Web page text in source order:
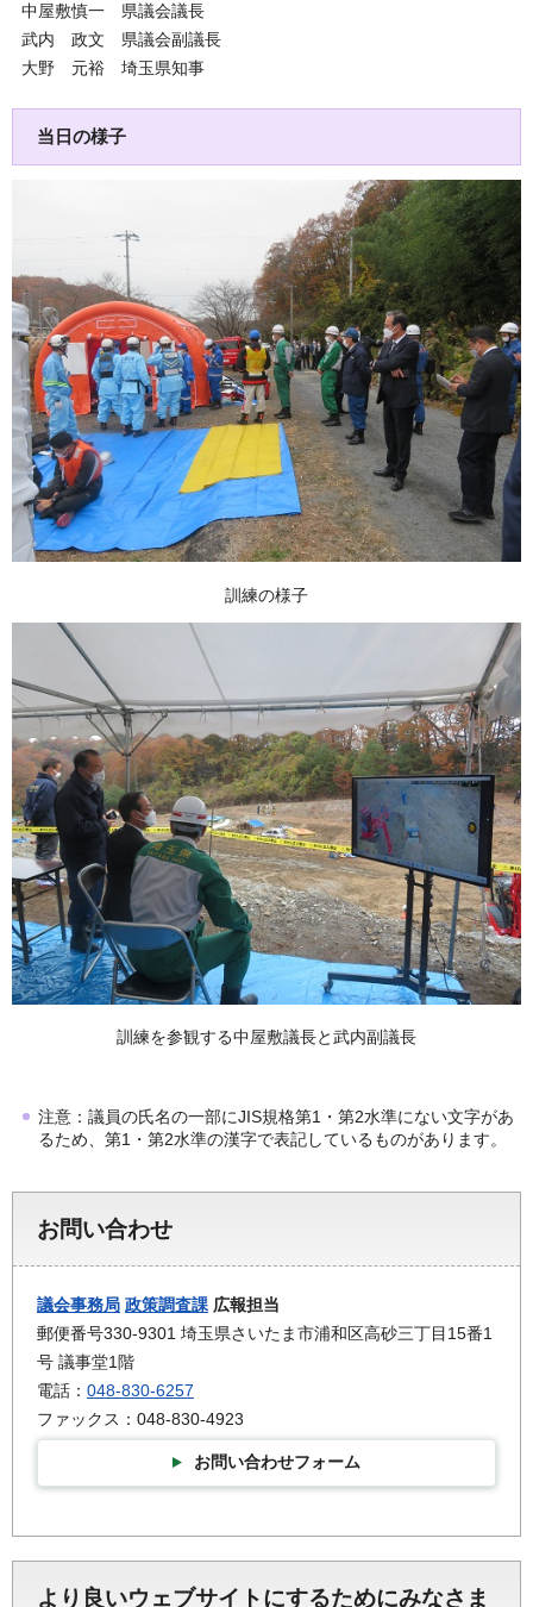
中屋敷慎一 県議会議長
武内 政文 県議会副議長
大野 元裕 埼玉県知事
当日の様子
訓練の様子
訓練を参観する中屋敷議長と武内副議長
注意：議員の氏名の一部にJIS規格第1・第2水準にない文字があ
るため、第1・第2水準の漢字で表記しているものがあります。
お問い合わせ
議会事務局 政策調査課 広報担当
郵便番号330-9301 埼玉県さいたま市浦和区高砂三丁目15番1
号 議事堂1階
電話： 048-830-6257
ファックス：048-830-4923
お問い合わせフォーム
より良いウェブサイトにするためにみなさま